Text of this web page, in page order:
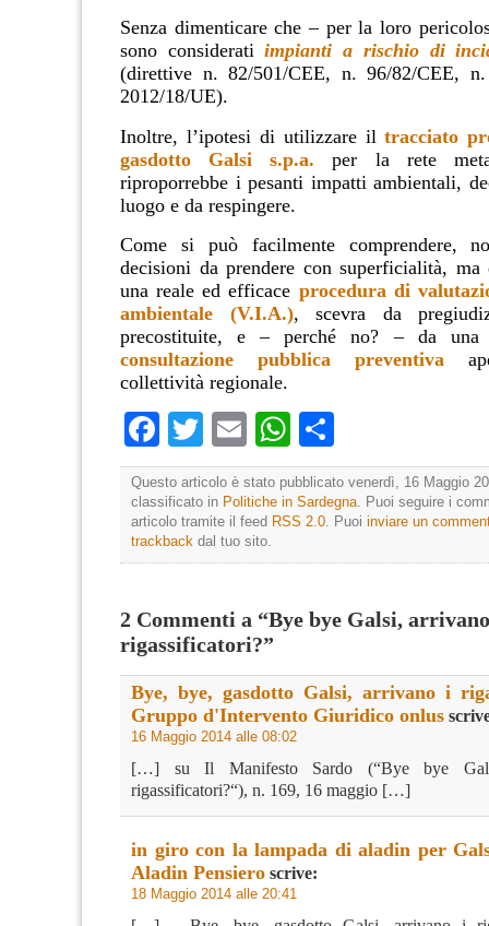
Senza dimenticare che – per la loro
sono consideratiimpianti a rischio di
(direttive n. 82/501/CEE, n. 96/82/CEE, n.
2012/18/UE).
Inoltre, l’ipotesi di utilizzare iltracciato
gasdotto Galsi s.p.a. per la rete
riproporrebbe i pesanti impatti ambientali,
luogo e da respingere.
Come si può facilmente comprendere,
decisioni da prendere con superficialità, ma
una reale ed efficace procedura di
ambientale (V.I.A.), scevra da
precostituite, e – perché no? – da
consultazione pubblica preventiva
collettività regionale.
Facebook
TwitterEmailWhatsApp
Questo articolo è stato pubblicato venerdì, 16 Maggio
classificato in Politiche in Sardegna. Puoi seguire i
articolo tramite il feed RSS 2.0. Puoi inviare un
trackback dal tuo sito.
2 Commenti a “Bye bye Galsi,
rigassificatori?”
Bye, bye, gasdotto Galsi, arrivano i
Gruppo d'Intervento Giuridico onlus
16 Maggio 2014 alle 08:02
[…] su Il Manifesto Sardo (“Bye bye
rigassificatori?“), n. 169, 16 maggio […]
in giro con la lampada di aladin per
Aladin Pensiero scrive:
18 Maggio 2014 alle 20:41